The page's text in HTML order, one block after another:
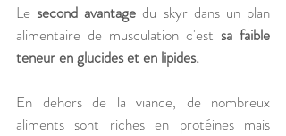
Le second avantage du skyr dans un plan
alimentaire de musculation c'est sa faible
teneur en glucides et en lipides.
En dehors de la viande, de nombreux
aliments sont riches en protéines mais